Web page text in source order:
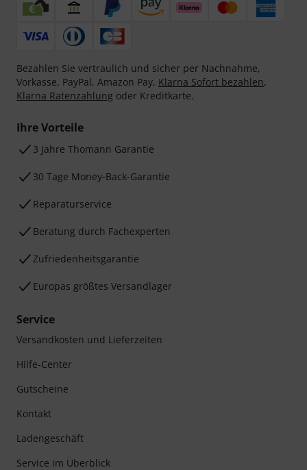
Bezahlen Sie vertraulich und sicher per Nachnahme,
Vorkasse, PayPal, Amazon Pay, Klarna Sofort bezahlen,
Klarna Ratenzahlung oder Kreditkarte.
Ihre Vorteile
3 Jahre Thomann Garantie
30 Tage Money-Back-Garantie
Reparaturservice
Beratung durch Fachexperten
Zufriedenheitsgarantie
Europas größtes Versandlager
Service
Versandkosten und Lieferzeiten
Hilfe-Center
Gutscheine
Kontakt
Ladengeschäft
Service im Überblick